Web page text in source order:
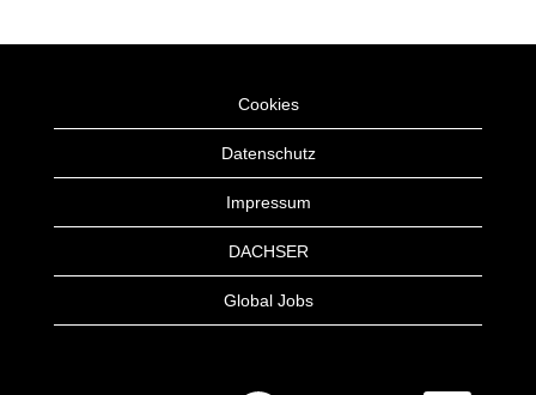
Cookies
Datenschutz
Impressum
DACHSER
Global Jobs